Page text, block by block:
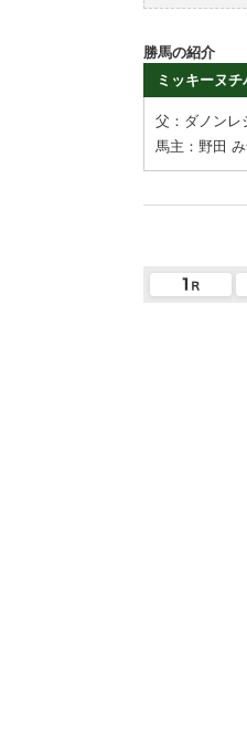
勝馬の紹介
ミッキーヌチ
父：ダノンレ
馬主：野田 み